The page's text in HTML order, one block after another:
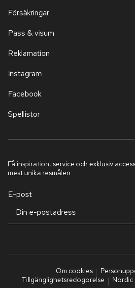
Försäkringar
Pass & visum
Reklamation
Instagram
Facebook
Spellistor
Få inspiration, service och exklusiv
mest unika resmålen.
E-post
Om cookies
Tillgänglighetsredogörelse
Nordic